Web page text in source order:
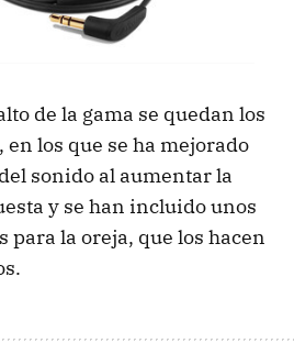
de la gama se quedan los
, en los que se ha mejorado
sonido al aumentar la
y se han incluido unos
para la oreja, que los hacen